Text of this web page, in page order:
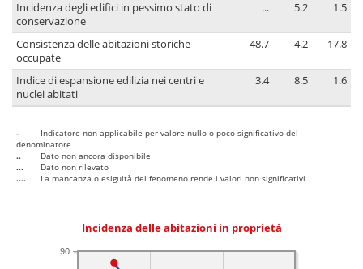
Incidenza degli edifici in pessimo stato di
conservazione
... 5.2 1.5
Consistenza delle abitazioni storiche
occupate
48.7 4.2 17.8
Indice di espansione edilizia nei centri e
nuclei abitati
3.4 8.5 1.6
-
Indicatore non applicabile per valore nullo o poco significativo del
denominatore
..
Dato non ancora disponibile
...
Dato non rilevato
....
La mancanza o esiguità del fenomeno rende i valori non significativi
Incidenza delle abitazioni in proprietà
90